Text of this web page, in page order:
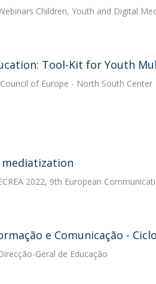
Children, Youth and Digital
Tool-Kit for Youth
of Europe - North South Center
2022, 9th European
e Comunicação -
Geral de Educação